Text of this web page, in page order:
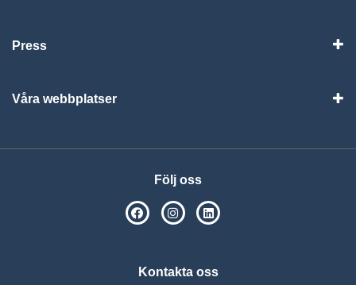
Press
Våra webbplatser
Följ oss
SPSM på Facebook
SPSM på Instagram
Kontakta oss